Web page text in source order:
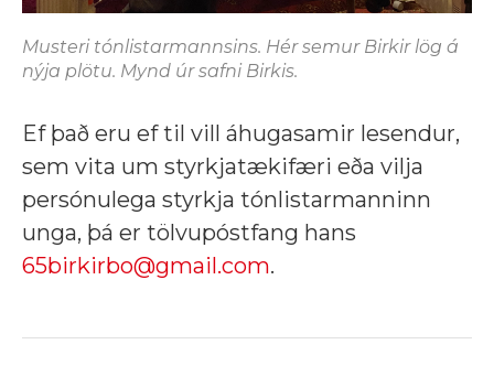
Musteri tónlistarmannsins. Hér semur Birkir lög á
nýja plötu. Mynd úr safni Birkis.
Ef það eru ef til vill áhugasamir lesendur,
sem vita um styrkjatækifæri eða vilja
persónulega styrkja tónlistarmanninn
unga, þá er tölvupóstfang hans
65birkirbo@gmail.com.